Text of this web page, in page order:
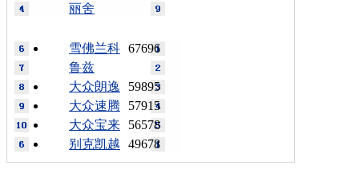
丽舍
67696
雪佛兰科
鲁兹
59895
大众朗逸
57915
大众速腾
56578
大众宝来
49678
别克凯越